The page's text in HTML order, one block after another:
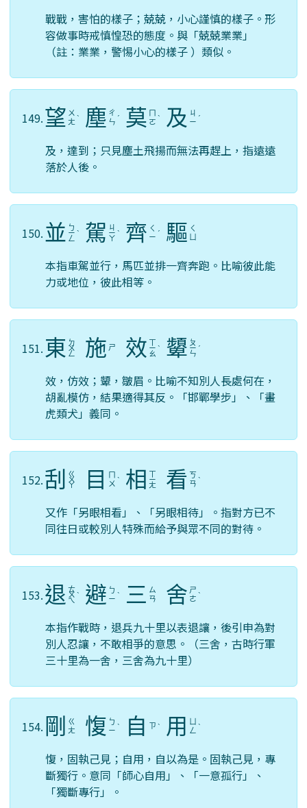
戰戰，害怕的樣子；兢兢，小心謹慎的樣子。形
容做事時戒慎惶恐的態度。與「兢兢業業」
（註：業業，警惕小心的樣子 ）類似。
149.望 ㄨ
ㄤ ˋ 塵 ㄔ
ㄣ ˊ 莫 ㄇ
ㄛ ˋ 及 ㄐ
ㄧ ˊ
及，達到；只見塵土飛揚而無法再趕上，指遠遠
落於人後。
150. 並 ㄅ
ㄧ
ㄥ
ˋ 駕 ㄐ
ㄧ
ㄚ
ˋ 齊 ㄑ
ㄧ ˊ 驅 ㄑ
本指車駕並行，馬匹並排一齊奔跑。比喻彼此能
力或地位，彼此相等。
151. 東 ㄉ
ㄨ
ㄥ 施 ㄕ 效 ㄒ
ㄧ
ㄠ
ˋ 顰 ㄆ
ㄧ
ㄣ
ˊ
效，仿效；顰，皺眉。比喻不知別人長處何在，
胡亂模仿，結果適得其反。「邯鄲學步」、「畫
虎類犬」義同。
152.刮 ㄍ
ㄨ
ㄚ 目
ㄇ
ㄨ ˋ 相 ㄒ
ㄧ
ㄤ 看 ㄎ
ㄢ ˋ
又作「另眼相看」、「另眼相待」。指對方已不
同往日或較別人特殊而給予與眾不同的對待。
153.退 ㄊ
ㄨ
ㄟ
ˋ 避 ㄅ
ㄧ ˋ 三 ㄙ
ㄢ
舍 ㄕ
ㄜ ˋ
本指作戰時，退兵九十里以表退讓，後引申為對
別人忍讓，不敢相爭的意思。（三舍，古時行軍
三十里為一舍，三舍為九十里）
154. 剛
ㄍ
ㄤ
愎 ㄅ
ㄧ ˋ 自 ㄗ ˋ 用
ㄥ ˋ
愎，固執己見；自用，自以為是。固執己見，專
斷獨行。意同「師心自用」、「一意孤行」、
「獨斷專行」。